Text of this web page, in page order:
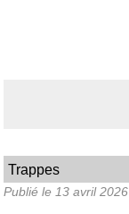
Trappes
Publié le 13 avril 2026